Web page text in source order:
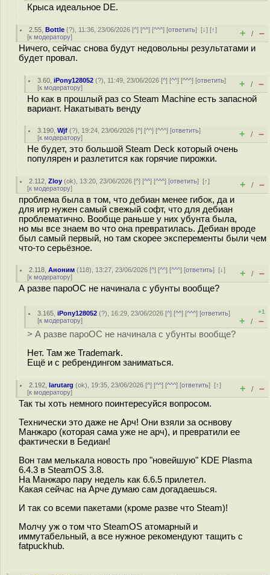
Крыса идеальное DE.
2.55 ,Bottle (?), 11:36, 23/06/2026 [^] [^^] [^^^] [ответить][↓] [↑]
[к модератору] + / –
Ничего, сейчас снова будут недовольны результатами и
будет провал.
3.60 ,iPony128052 (?), 11:49, 23/06/2026 [^] [^^] [^^^] [ответить]
[к модератору] + / –
Но как в прошлый раз со Steam Machine есть запасной
вариант. Накатывать венду
3.190 ,Wjf (?), 19:24, 23/06/2026 [^] [^^] [^^^] [ответить]
[к модератору] + / –
Не будет, это большой Steam Deck который очень
популярен и разлетится как горячие пирожки.
2.112 ,Zloy (ok), 13:20, 23/06/2026 [^] [^^] [^^^] [ответить][↑]
[к модератору] + / –
проблема была в том, что дебиан менее гибок, да и
для игр нужен самый свежый софт, что для дебиан
проблематично. Вообще раньше у них убунта была,
но мы все знаем во что она превратилась. Дебиан вроде
был самый первый, но там скорее эксперементы были чем
что-то серьёзное.
2.118 ,Аноним (118), 13:27, 23/06/2026 [^] [^^] [^^^] [ответить][↓]
[к модератору] + / –
А разве пароОС не начинала с убунты вообще?
3.165 ,iPony128052 (?), 16:29, 23/06/2026 [^] [^^] [^^^] [ответить]
[к модератору]
+1
+ / –
> А разве пароОС не начинала с убунты вообще?
Нет. Там же Trademark.
Ещё и с ребрендингом заниматься.
2.192 ,larutarg (ok), 19:35, 23/06/2026 [^] [^^] [^^^] [ответить][↑]
[к модератору] + / –
Так ты хоть немного поинтересуйся вопросом.
Технически это даже не Арч! Они взяли за оснвову
Манжаро (которая сама уже не арч), и превратили ее
фактически в Бедиан!
Вон там мелькала новость про "новейшую" KDE Plasma
6.4.3 в SteamOS 3.8.
На Манжаро пару недель как 6.6.5 прилетел.
Какая сейчас на Арче думаю сам догадаешься.
И так со всеми пакетами (кроме разве что Steam)!
Молчу уж о том что SteamOS атомарный и
иммутабельный, а все нужное рекомендуют тащить с
fatpuckhub.